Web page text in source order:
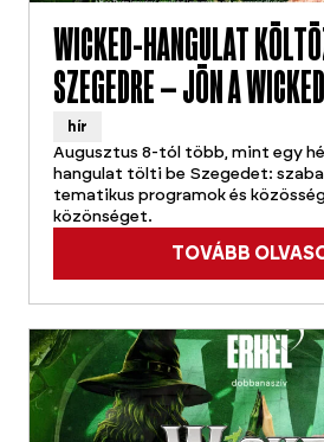
WICKED-HANGULAT
SZEGEDRE – JÖN A
hír
Augusztus 8-tól több, mint egy
hangulat tölti be Szegedet:
tematikus programok és
közönséget.
TOVÁBB